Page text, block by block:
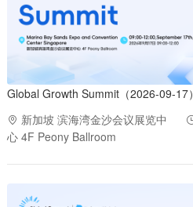
Global Growth Summit（2026-09-17）
新加坡 滨海湾金沙会议展览中
心 4F Peony Ballroom